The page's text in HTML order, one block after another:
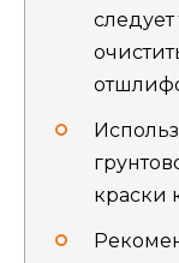
краски